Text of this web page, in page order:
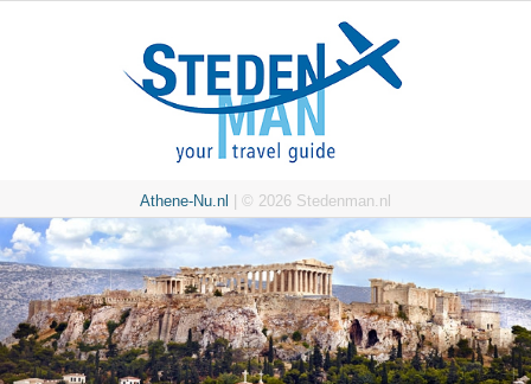
Athene-Nu.nl | © 2026 Stedenman.nl